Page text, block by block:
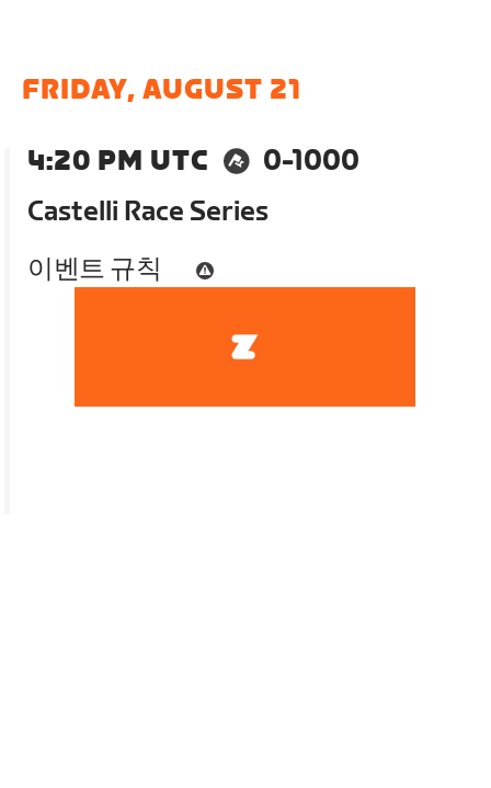
FRIDAY, AUGUST 21
4:20 PM UTC
0-1000
Castelli Race Series
이벤트 규칙